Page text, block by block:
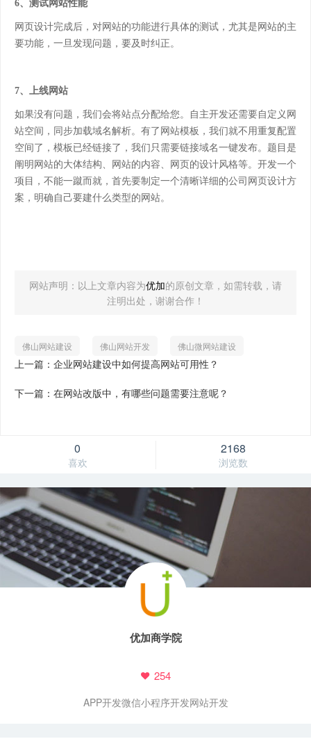
6、测试网站性能
网页设计完成后，对网站的功能进行具体的测试，尤其是网站的主
要功能，一旦发现问题，要及时纠正。
7、上线网站
如果没有问题，我们会将站点分配给您。自主开发还需要自定义网
站空间，同步加载域名解析。有了网站模板，我们就不用重复配置
空间了，模板已经链接了，我们只需要链接域名一键发布。题目是
阐明网站的大体结构、网站的内容、网页的设计风格等。开发一个
项目，不能一蹴而就，首先要制定一个清晰详细的公司网页设计方
案，明确自己要建什么类型的网站。
网站声明：以上文章内容为优加的原创文章，如需转载，请
注明出处，谢谢合作！
佛山网站建设 佛山网站开发 佛山微网站建设
上一篇：企业网站建设中如何提高网站可用性？
下一篇：在网站改版中，有哪些问题需要注意呢？
0
喜欢
2168
浏览数
优加商学院
254
APP开发微信小程序开发网站开发